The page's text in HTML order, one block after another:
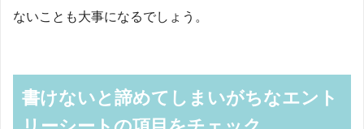
ないことも大事になるでしょう。
書けないと諦めてしまいがちなエント